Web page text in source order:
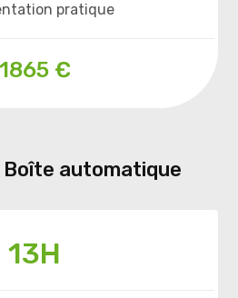
pratique
1865 €
Boîte automatique
13H